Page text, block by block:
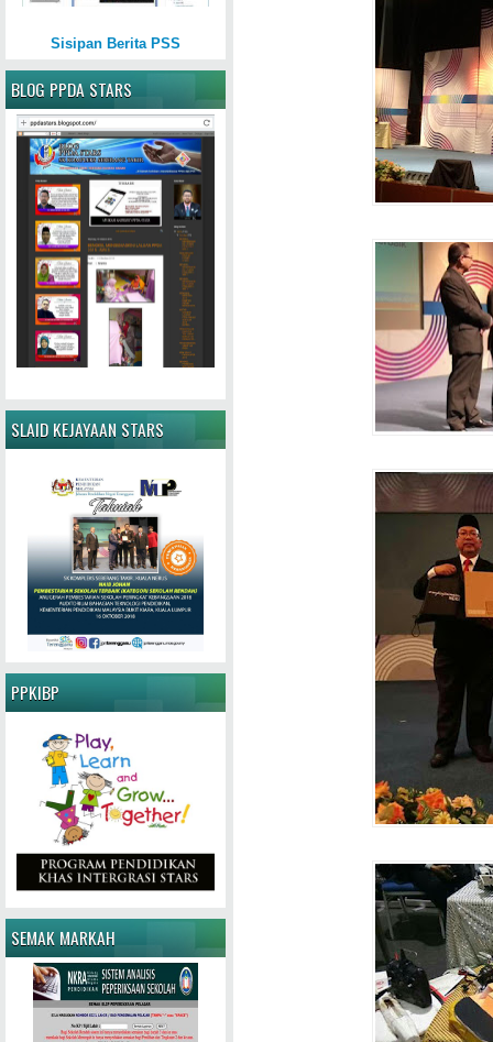
Sisipan Berita PSS
BLOG PPDA STARS
SLAID KEJAYAAN STARS
PPKIBP
SEMAK MARKAH